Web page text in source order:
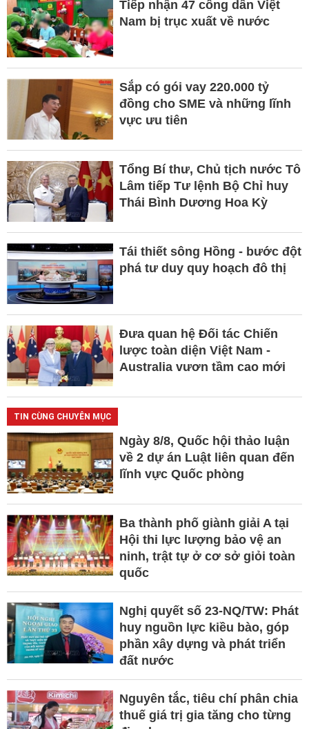
Tiếp nhận 47 công dân Việt
Nam bị trục xuất về nước
Sắp có gói vay 220.000 tỷ
đồng cho SME và những lĩnh
vực ưu tiên
Tổng Bí thư, Chủ tịch nước Tô
Lâm tiếp Tư lệnh Bộ Chỉ huy
Thái Bình Dương Hoa Kỳ
Tái thiết sông Hồng - bước đột
phá tư duy quy hoạch đô thị
Đưa quan hệ Đối tác Chiến
lược toàn diện Việt Nam -
Australia vươn tầm cao mới
TIN CÙNG CHUYÊN MỤC
Ngày 8/8, Quốc hội thảo luận
về 2 dự án Luật liên quan đến
lĩnh vực Quốc phòng
Ba thành phố giành giải A tại
Hội thi lực lượng bảo vệ an
ninh, trật tự ở cơ sở giỏi toàn
quốc
Nghị quyết số 23-NQ/TW: Phát
huy nguồn lực kiều bào, góp
phần xây dựng và phát triển
đất nước
Nguyên tắc, tiêu chí phân chia
thuế giá trị gia tăng cho từng